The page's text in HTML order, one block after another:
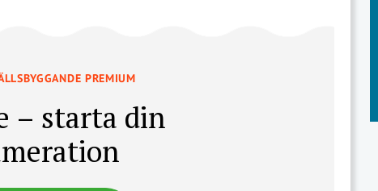
PREMIUM
– starta din